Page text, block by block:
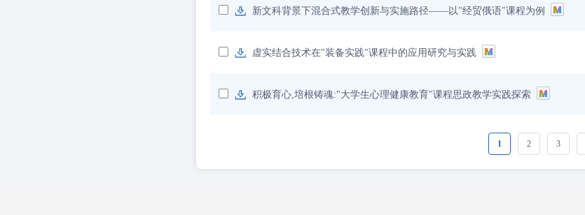
新文科背景下混合式教学创新与实施路径——以"经贸俄语"课程为例
虚实结合技术在"装备实践"课程中的应用研究与实践
积极育心,培根铸魂:"大学生心理健康教育"课程思政教学实践探索
1 2 3